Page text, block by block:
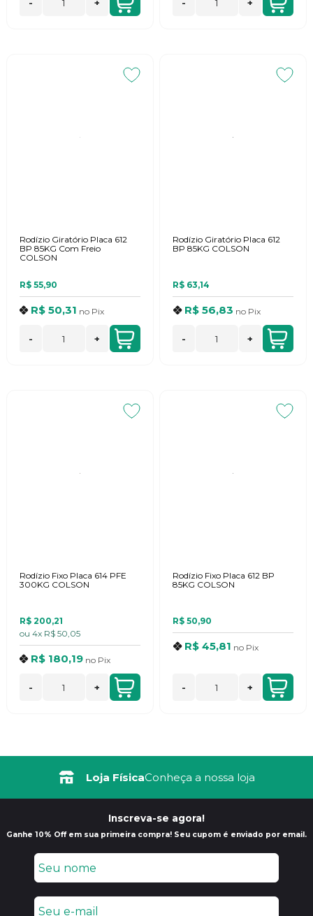
- + - +
Rodízio Giratório Placa 612
BP 85KG Com Freio
COLSON
R$ 55,90
R$ 50,31 no Pix
- +
Rodízio Giratório Placa 612
BP 85KG COLSON
R$ 63,14
R$ 56,83 no Pix
- +
Rodízio Fixo Placa 614 PFE
300KG COLSON
R$ 200,21
ou 4x R$ 50,05
R$ 180,19 no Pix
- +
Rodízio Fixo Placa 612 BP
85KG COLSON
R$ 50,90
R$ 45,81 no Pix
- +
Loja FísicaConheça a nossa loja
Inscreva-se agora!
Ganhe 10% Off em sua primeira compra! Seu cupom é enviado por email.